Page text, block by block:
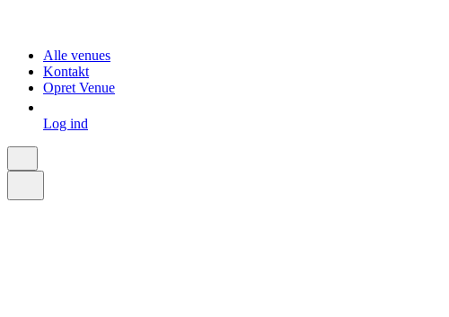
Alle venues
Kontakt
Opret Venue
Log ind